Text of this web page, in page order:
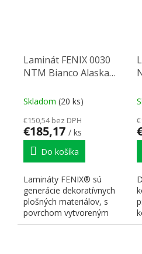
Laminát FENIX 0030
NTM Bianco Alaska
Skladom (20 ks)
€150,54 bez DPH
€185,17 / ks
Do košíka
Lamináty FENIX® sú
generácie dekoratívnych
plošných materiálov, s
povrchom vytvoreným
pomocou nano